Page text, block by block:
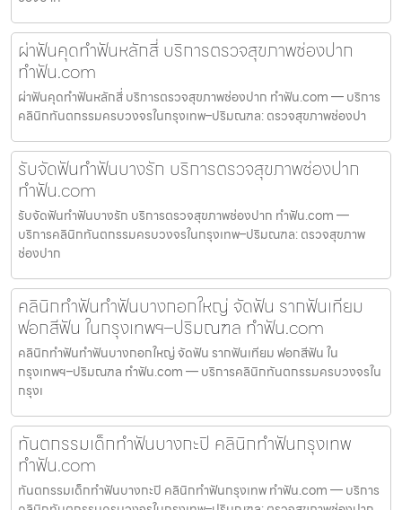
ผ่าฟันคุดทำฟันหลักสี่ บริการตรวจสุขภาพช่องปาก
ทำฟัน.com
ผ่าฟันคุดทำฟันหลักสี่ บริการตรวจสุขภาพช่องปาก ทำฟัน.com — บริการ
คลินิกทันตกรรมครบวงจรในกรุงเทพ–ปริมณฑล: ตรวจสุขภาพช่องปา
รับจัดฟันทำฟันบางรัก บริการตรวจสุขภาพช่องปาก
ทำฟัน.com
รับจัดฟันทำฟันบางรัก บริการตรวจสุขภาพช่องปาก ทำฟัน.com —
บริการคลินิกทันตกรรมครบวงจรในกรุงเทพ–ปริมณฑล: ตรวจสุขภาพ
ช่องปาก
คลินิกทำฟันทำฟันบางกอกใหญ่ จัดฟัน รากฟันเทียม
ฟอกสีฟัน ในกรุงเทพฯ–ปริมณฑล ทำฟัน.com
คลินิกทำฟันทำฟันบางกอกใหญ่ จัดฟัน รากฟันเทียม ฟอกสีฟัน ใน
กรุงเทพฯ–ปริมณฑล ทำฟัน.com — บริการคลินิกทันตกรรมครบวงจรใน
กรุงเ
ทันตกรรมเด็กทำฟันบางกะปิ คลินิกทำฟันกรุงเทพ
ทำฟัน.com
ทันตกรรมเด็กทำฟันบางกะปิ คลินิกทำฟันกรุงเทพ ทำฟัน.com — บริการ